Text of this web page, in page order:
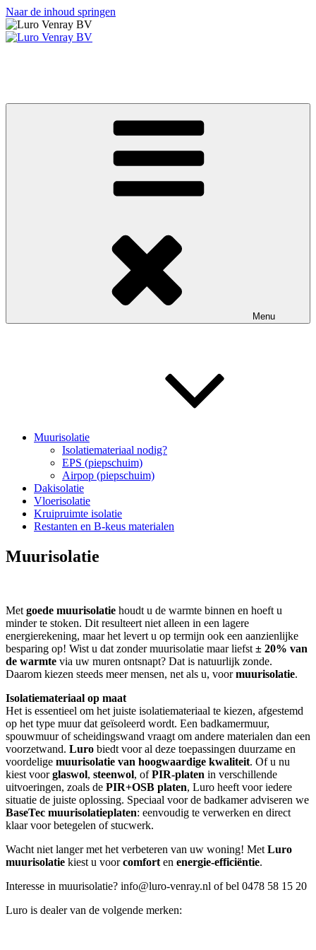
Naar de inhoud springen
Menu
Muurisolatie
Isolatiemateriaal nodig?
EPS (piepschuim)
Airpop (piepschuim)
Dakisolatie
Vloerisolatie
Kruipruimte isolatie
Restanten en B-keus materialen
Muurisolatie
Met goede muurisolatie houdt u de warmte binnen en hoeft u
minder te stoken. Dit resulteert niet alleen in een lagere
energierekening, maar het levert u op termijn ook een aanzienlijke
besparing op! Wist u dat zonder muurisolatie maar liefst ± 20% van
de warmte via uw muren ontsnapt? Dat is natuurlijk zonde.
Daarom kiezen steeds meer mensen, net als u, voormuurisolatie.
Isolatiemateriaal op maat
Het is essentieel om het juiste isolatiemateriaal te kiezen, afgestemd
op het type muur dat geïsoleerd wordt. Een badkamermuur,
spouwmuur of scheidingswand vraagt om andere materialen dan een
voorzetwand. Luro biedt voor al deze toepassingen duurzame en
voordelige muurisolatie van hoogwaardige kwaliteit. Of u nu
kiest voorglaswol, steenwol, ofPIR-platen in verschillende
uitvoeringen, zoals de PIR+OSB platen, Luro heeft voor iedere
situatie de juiste oplossing. Speciaal voor de badkamer adviseren we
BaseTec muurisolatieplaten: eenvoudig te verwerken en direct
klaar voor betegelen of stucwerk.
Wacht niet langer met het verbeteren van uw woning! Met Luro
muurisolatie kiest u voorcomfort en energie-efficiëntie.
Interesse in muurisolatie? info@luro-venray.nl of bel 0478 58 15 20
Luro is dealer van de volgende merken: